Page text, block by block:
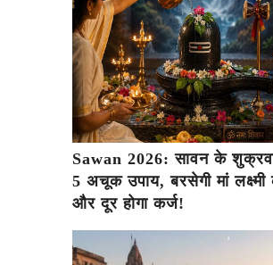
Sawan 2026: सावन के
5 अचूक उपाय, बरसेगी मां लक्ष्मी
और दूर होगा कर्ज!